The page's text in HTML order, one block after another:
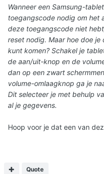
Wanneer een Samsung-
toegangscode nodig om het
deze toegangscode niet
reset nodig. Maar hoe doe
kunt komen? Schakel je
de aan/uit-knop en de
dan op een zwart
volume-omlaagknop ga je
Dit selecteer je met behulp
al je gegevens.
Hoop voor je dat een van
Quote